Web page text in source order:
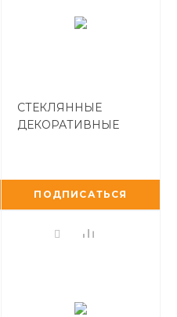
СТЕКЛЯННЫЕ
ДЕКОРАТИВНЫЕ
ПЕЧАТЬЮ
ПОДПИСАТЬСЯ